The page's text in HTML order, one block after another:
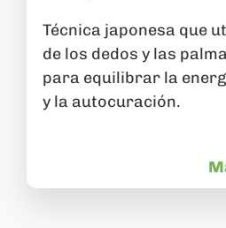
Técnica japonesa que
de los dedos y las
para equilibrar la
y la autocuración.